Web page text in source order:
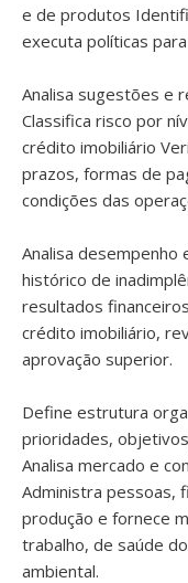
e de produtos
executa políticas
Analisa sugestões e
Classifica risco por
crédito imobiliário
prazos, formas de
condições das
Analisa desempenho
histórico de
resultados
crédito imobiliário,
aprovação superior.
Define estrutura
prioridades,
Analisa mercado e
Administra pessoas,
produção e fornece
trabalho, de saúde
ambiental.